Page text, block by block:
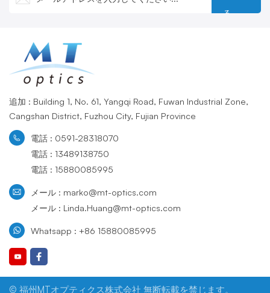
る
追加 : Building 1, No. 61, Yangqi Road, Fuwan Industrial Zone,
Cangshan District, Fuzhou City, Fujian Province
電話 : 0591-28318070
電話 : 13489138750
電話 : 15880085995
メール : marko@mt-optics.com
メール : Linda.Huang@mt-optics.com
Whatsapp : +86 15880085995
© 福州MTオプティクス株式会社 無断転載を禁じます。